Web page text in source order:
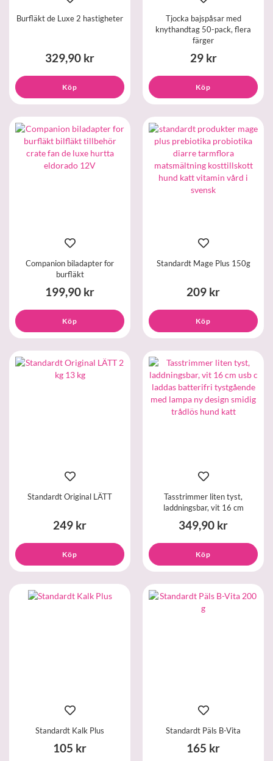
Burfläkt de Luxe 2 hastigheter
329,90 kr
Köp
Tjocka bajspåsar med
knythandtag 50-pack, flera
färger
29 kr
Köp
Companion biladapter for
burfläkt
199,90 kr
Köp
Standardt Mage Plus 150g
209 kr
Köp
Standardt Original LÄTT
249 kr
Köp
Tasstrimmer liten tyst,
laddningsbar, vit 16 cm
349,90 kr
Köp
Standardt Kalk Plus
105 kr
Standardt Päls B-Vita
165 kr